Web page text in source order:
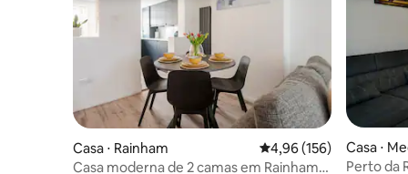
Casa ⋅ Rainham 4,96 de uma avaliação
4,96 (156)
Casa moderna de 2 camas em Rainham,
Casa ⋅
Perto da